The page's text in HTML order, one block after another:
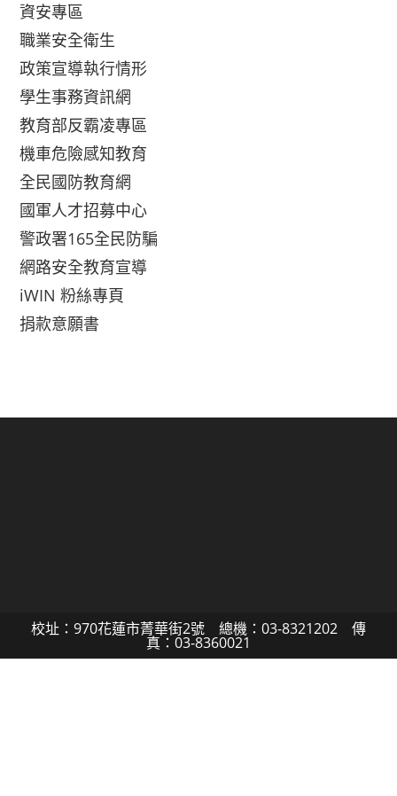
資安專區
職業安全衛生
政策宣導執行情形
學生事務資訊網
教育部反霸凌專區
機車危險感知教育
全民國防教育網
國軍人才招募中心
警政署165全民防騙
網路安全教育宣導
iWIN 粉絲專頁
捐款意願書
校址：970花蓮市菁華街2號 總機：03-8321202 傳
真：03-8360021